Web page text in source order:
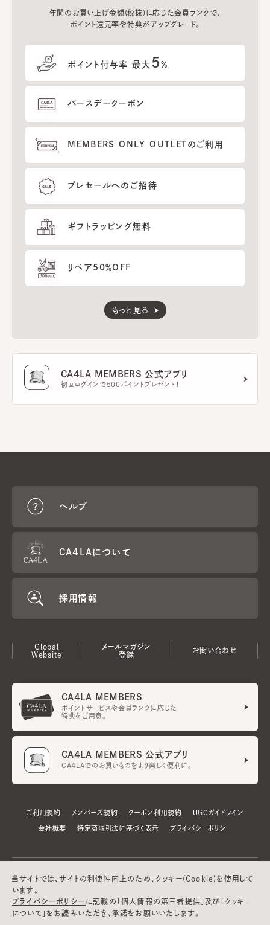
年間のお買い上げ金額(税抜)に応じた会員ランクで、
ポイント還元率や特典がアップグレード。
ポイント付与率 最大 5%
バースデークーポン
MEMBERS ONLY OUTLETのご利用
プレセールへのご招待
ギフトラッピング無料
リペア50％OFF
もっと見る
CA4LA MEMBERS 公式アプリ
初回ログインで500ポイントプレゼント！
ヘルプ
CA4LAについて
採用情報
Global
Website
メールマガジン
登録
お問い合わせ
CA4LA MEMBERS
ポイントサービスや会員ランクに応じた
特典をご用意。
CA4LA MEMBERS 公式アプリ
CA4LAでのお買いものをより楽しく便利に。
ご利用規約 メンバーズ規約 クーポン利用規約 UGCガイドライン
会社概要 特定商取引法に基づく表示 プライバシーポリシー
当サイトでは、サイトの利便性向上のため、クッキー(Cookie)を使用して
います。
プライバシーポリシー に記載の「個人情報の第三者提供」及び「クッキー
について」をお読みいただき、承諾をお願いいたします。